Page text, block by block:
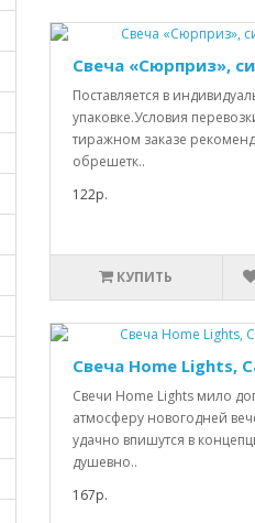
Свеча «Сюрприз»,
Поставляется в
упаковке.Условия
тиражном заказе
обрешетк..
122р.
КУПИТЬ
Свеча Home Lights,
Свечи Home Lights мило
атмосферу новогодней
удачно впишутся в
душевно..
167р.